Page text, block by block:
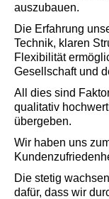
auszubauen.
Die Erfahrung
Technik, klaren
Flexibilität
Gesellschaft und
All dies sind
qualitativ
übergeben.
Wir haben uns
Die stetig
dafür, dass wir